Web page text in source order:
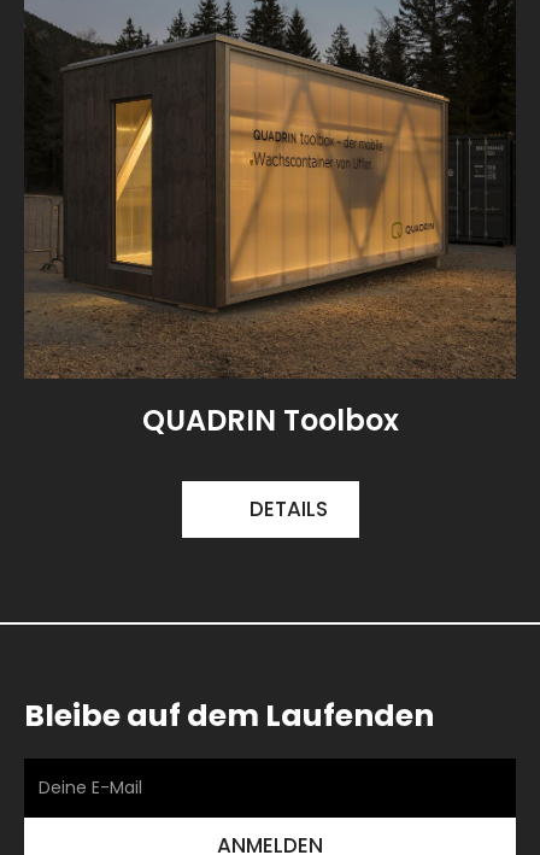
QUADRIN Toolbox
DETAILS
Bleibe auf dem Laufenden